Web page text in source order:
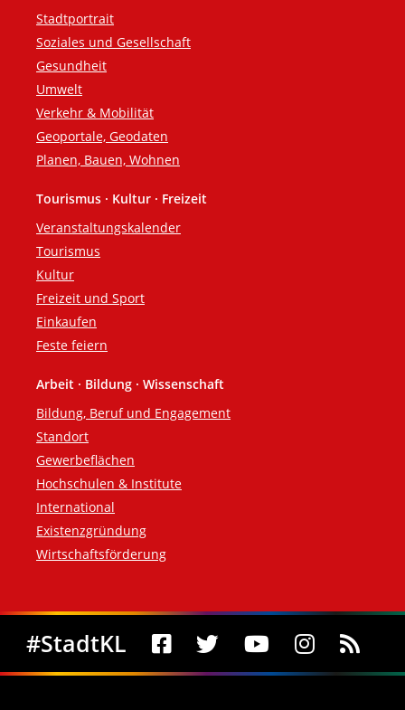
Stadtportrait
Soziales und Gesellschaft
Gesundheit
Umwelt
Verkehr & Mobilität
Geoportale, Geodaten
Planen, Bauen, Wohnen
Tourismus · Kultur · Freizeit
Veranstaltungskalender
Tourismus
Kultur
Freizeit und Sport
Einkaufen
Feste feiern
Arbeit · Bildung · Wissenschaft
Bildung, Beruf und Engagement
Standort
Gewerbeflächen
Hochschulen & Institute
International
Existenzgründung
Wirtschaftsförderung
Social Media
#StadtKL